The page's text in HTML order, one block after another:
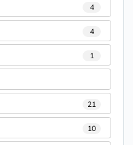
4
4
1
21
10